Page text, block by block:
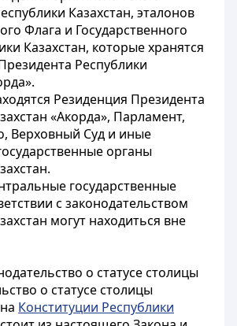
Казахстан, эталонов
Флага и Государственного
Казахстан, которые хранятся
Республики
Резиденция Президента
«Акорда», Парламент,
Верховный Суд и иные
органы
государственные
с законодательством
могут находиться вне
о статусе столицы
о статусе столицы
Конституции Республики